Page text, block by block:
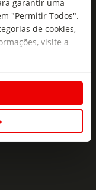
garantir uma
"Permitir Todos".
de cookies,
visite a
no